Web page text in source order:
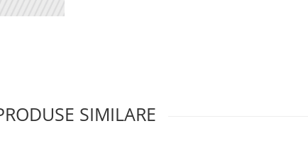
SIMILARE